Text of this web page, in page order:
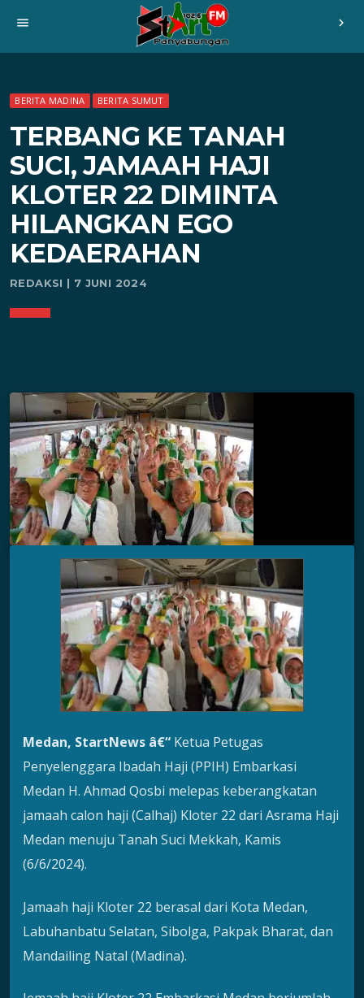
menu chevron_right
BERITA MADINA BERITA SUMUT
TERBANG KE TANAH
SUCI, JAMAAH HAJI
KLOTER 22 DIMINTA
HILANGKAN EGO
KEDAERAHAN
REDAKSI | 7 JUNI 2024
Medan, StartNews â€“ Ketua Petugas
Penyelenggara Ibadah Haji (PPIH) Embarkasi
Medan H. Ahmad Qosbi melepas keberangkatan
jamaah calon haji (Calhaj) Kloter 22 dari Asrama Haji
Medan menuju Tanah Suci Mekkah, Kamis
(6/6/2024).
Jamaah haji Kloter 22 berasal dari Kota Medan,
Labuhanbatu Selatan, Sibolga, Pakpak Bharat, dan
Mandailing Natal (Madina).